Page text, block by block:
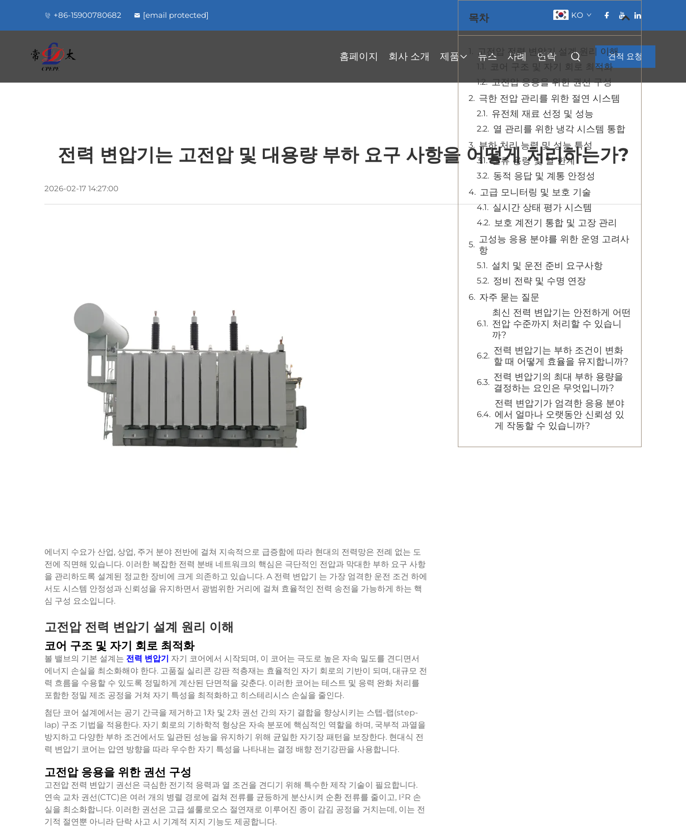
+86-15900780682 [email protected] KO
홈페이지 회사 소개 제품 뉴스 사례 연락 견적 요청
전력 변압기는 고전압 및 대용량 부하 요구 사항을 어떻게 처리하는가?
2026-02-17 14:27:00
에너지 수요가 산업, 상업, 주거 분야 전반에 걸쳐 지속적으로 급증함에 따라 현대의 전력망은 전례 없는 도
전에 직면해 있습니다. 이러한 복잡한 전력 분배 네트워크의 핵심은 극단적인 전압과 막대한 부하 요구 사항
을 관리하도록 설계된 정교한 장비에 크게 의존하고 있습니다. A 전력 변압기 는 가장 엄격한 운전 조건 하에
서도 시스템 안정성과 신뢰성을 유지하면서 광범위한 거리에 걸쳐 효율적인 전력 송전을 가능하게 하는 핵
심 구성 요소입니다.
고전압 전력 변압기 설계 원리 이해
코어 구조 및 자기 회로 최적화
볼 밸브의 기본 설계는 전력 변압기 자기 코어에서 시작되며, 이 코어는 극도로 높은 자속 밀도를 견디면서
에너지 손실을 최소화해야 한다. 고품질 실리콘 강판 적층재는 효율적인 자기 회로의 기반이 되며, 대규모 전
력 흐름을 수용할 수 있도록 정밀하게 계산된 단면적을 갖춘다. 이러한 코어는 테스트 및 응력 완화 처리를
포함한 정밀 제조 공정을 거쳐 자기 특성을 최적화하고 히스테리시스 손실을 줄인다.
첨단 코어 설계에서는 공기 간극을 제거하고 1차 및 2차 권선 간의 자기 결합을 향상시키는 스텝-랩(step-
lap) 구조 기법을 적용한다. 자기 회로의 기하학적 형상은 자속 분포에 핵심적인 역할을 하며, 국부적 과열을
방지하고 다양한 부하 조건에서도 일관된 성능을 유지하기 위해 균일한 자기장 패턴을 보장한다. 현대식 전
력 변압기 코어는 압연 방향을 따라 우수한 자기 특성을 나타내는 결정 배향 전기강판을 사용합니다.
고전압 응용을 위한 권선 구성
고전압 전력 변압기 권선은 극심한 전기적 응력과 열 조건을 견디기 위해 특수한 제작 기술이 필요합니다.
연속 교차 권선(CTC)은 여러 개의 병렬 경로에 걸쳐 전류를 균등하게 분산시켜 순환 전류를 줄이고, I²R 손
실을 최소화합니다. 이러한 권선은 고급 셀룰로오스 절연재로 이루어진 종이 감김 공정을 거치는데, 이는 전
기적 절연뿐 아니라 단락 사고 시 기계적 지지 기능도 제공합니다.
목차
고전압 전력 변압기 설계 원리 이해
코어 구조 및 자기 회로 최적화
고전압 응용을 위한 권선 구성
극한 전압 관리를 위한 절연 시스템
유전체 재료 선정 및 성능
열 관리를 위한 냉각 시스템 통합
부하 처리 능력 및 성능 특성
전류 용량 및 열 한계
동적 응답 및 계통 안정성
고급 모니터링 및 보호 기술
실시간 상태 평가 시스템
보호 계전기 통합 및 고장 관리
고성능 응용 분야를 위한 운영 고려사
항
설치 및 운전 준비 요구사항
정비 전략 및 수명 연장
자주 묻는 질문
최신 전력 변압기는 안전하게 어떤
전압 수준까지 처리할 수 있습니
까?
전력 변압기는 부하 조건이 변화
할 때 어떻게 효율을 유지합니까?
전력 변압기의 최대 부하 용량을
결정하는 요인은 무엇입니까?
전력 변압기가 엄격한 응용 분야
에서 얼마나 오랫동안 신뢰성 있
게 작동할 수 있습니까?